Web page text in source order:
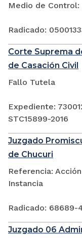
Medio de Control:
Radicado:
Corte Suprema
de Casación Civil
Fallo Tutela
Expediente:
STC15899-2016
Juzgado
de Chucuri
Referencia:
Instancia
Radicado: 68689-
Juzgado 06